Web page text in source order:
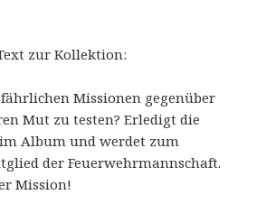
zur Kollektion:
Missionen gegenüber
Mut zu testen? Erledigt die
Album und werdet zum
der Feuerwehrmannschaft.
Mission!